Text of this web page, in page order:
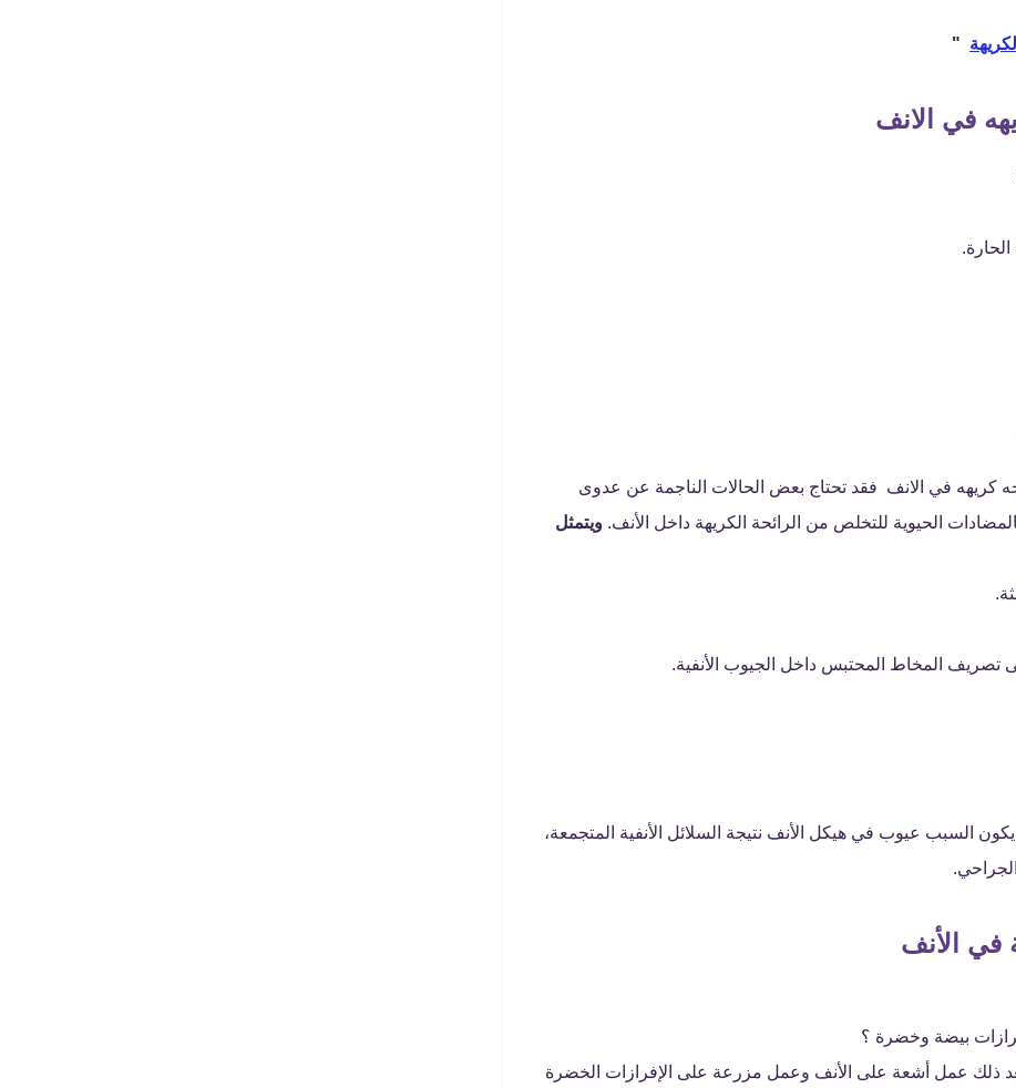
"
في الانف
كريهه في الانف فقد تحتاج بعض الحالات الناجمة عن عدوى
الحيوية للتخلص من الرائحة الكريهة داخل الأنف. ويتمثل
تصريف المخاط المحتبس داخل الجيوب الأنفية.
السبب عيوب في هيكل الأنف نتيجة السلائل الأنفية المتجمعة،
في الأنف
بيضة وخضرة ؟
ذلك عمل أشعة على الأنف وعمل مزرعة على الإفرازات الخضرة